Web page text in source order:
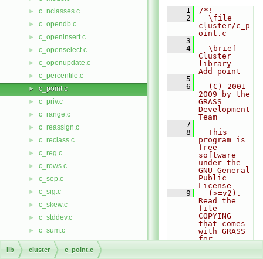
► c_nclasses.c
► c_opendb.c
► c_openinsert.c
► c_openselect.c
► c_openupdate.c
► c_percentile.c
► c_point.c
► c_priv.c
► c_range.c
► c_reassign.c
► c_reclass.c
► c_reg.c
► c_rows.c
► c_sep.c
► c_sig.c
► c_skew.c
► c_stddev.c
► c_sum.c
c_sum2.c
c_thresh.c
    1
/*!
    2
  \file
cluster/c_p
oint.c
    3
    4
  \brief
Cluster
library -
Add point
    5
    6
  (C) 2001-
2009 by the
GRASS
Development
Team
    7
    8
  This
program is
free
software
under the
GNU General
Public
License
    9
  (>=v2).
Read the
file
COPYING
that comes
with GRASS
for
lib cluster c_point.c